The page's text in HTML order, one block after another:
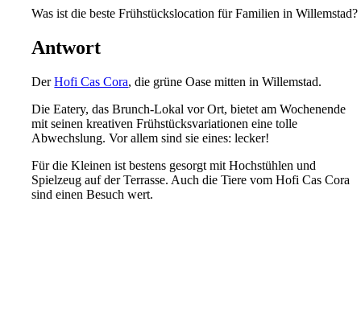
Was ist die beste Frühstückslocation für Familien in Willemstad?
Antwort
DerHofi Cas Cora, die grüne Oase mitten in Willemstad.
Die Eatery, das Brunch-Lokal vor Ort, bietet am Wochenende
mit seinen kreativen Frühstücksvariationen eine tolle
Abwechslung. Vor allem sind sie eines: lecker!
Für die Kleinen ist bestens gesorgt mit Hochstühlen und
Spielzeug auf der Terrasse. Auch die Tiere vom Hofi Cas Cora
sind einen Besuch wert.